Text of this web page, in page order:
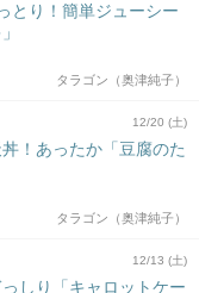
とり！簡単ジューシー
タラゴン（奥津純子）
12/20 (土)
！あったか「豆腐のた
タラゴン（奥津純子）
12/13 (土)
しり「キャロットケー